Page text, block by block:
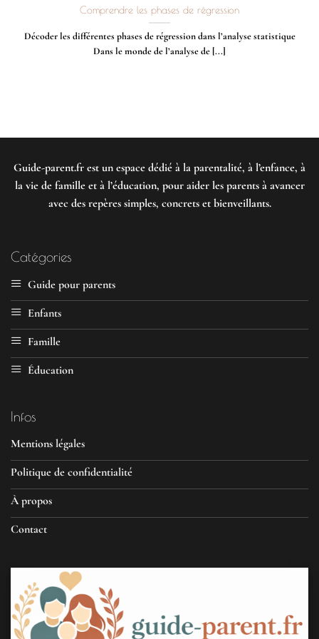
Comprendre les phases de régression
Décoder les différentes phases de régression dans l’analyse statistique
Dans le monde de l’analyse de [...]
Guide-parent.fr est un espace dédié à la parentalité, à l’enfance, à
la vie de famille et à l’éducation, pour aider les parents à avancer
avec des repères simples, concrets et bienveillants.
Catégories
Guide pour parents
Enfants
Famille
Éducation
Infos
Mentions légales
Politique de confidentialité
À propos
Contact